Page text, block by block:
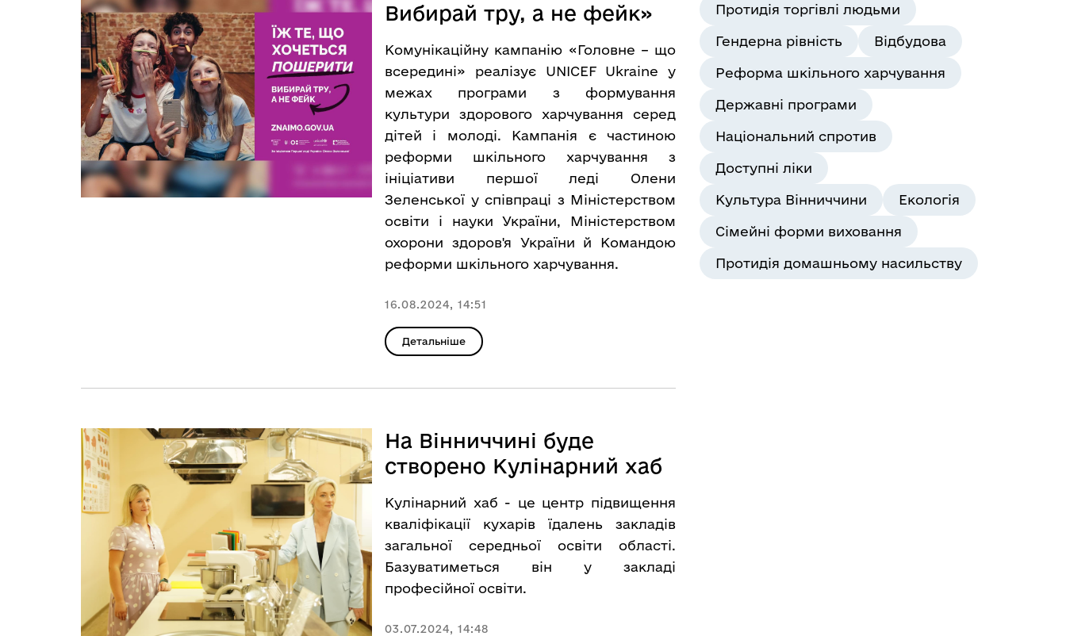
Вибирай тру, а не фейк»
Комунікаційну кампанію «Головне – що
всередині» реалізує UNICEF Ukraine у
межах програми з формування
культури здорового харчування серед
дітей і молоді. Кампанія є частиною
реформи шкільного харчування з
ініціативи першої леді Олени
Зеленської у співпраці з Міністерством
освіти і науки України, Міністерством
охорони здоров'я України й Командою
реформи шкільного харчування.
16.08.2024, 14:51
Детальніше
На Вінниччині буде
створено Кулінарний хаб
Кулінарний хаб - це центр підвищення
кваліфікації кухарів їдалень закладів
загальної середньої освіти області.
Базуватиметься він у закладі
професійної освіти.
03.07.2024, 14:48
Протидія торгівлі людьми
Гендерна рівність Відбудова
Реформа шкільного харчування
Державні програми
Національний спротив
Доступні ліки
Культура Вінниччини Екологія
Сімейні форми виховання
Протидія домашньому насильству